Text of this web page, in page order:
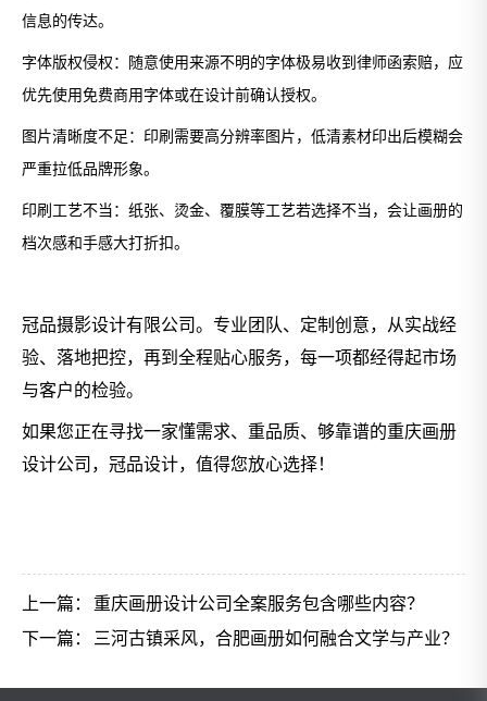
信息的传达。
字体版权侵权：随意使用来源不明的字体极易收到律师函索赔，应
优先使用免费商用字体或在设计前确认授权。
图片清晰度不足：印刷需要高分辨率图片，低清素材印出后模糊会
严重拉低品牌形象。
印刷工艺不当：纸张、烫金、覆膜等工艺若选择不当，会让画册的
档次感和手感大打折扣。
冠品摄影设计有限公司。专业团队、定制创意，从实战经
验、落地把控，再到全程贴心服务，每一项都经得起市场
与客户的检验。
如果您正在寻找一家懂需求、重品质、够靠谱的重庆画册
设计公司，冠品设计，值得您放心选择！
上一篇：
重庆画册设计公司全案服务包含哪些内容？
下一篇：
三河古镇采风，合肥画册如何融合文学与产业？